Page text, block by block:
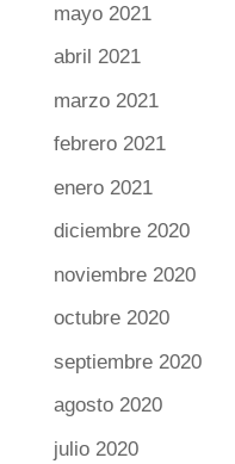
mayo 2021
abril 2021
marzo 2021
febrero 2021
enero 2021
diciembre 2020
noviembre 2020
octubre 2020
septiembre 2020
agosto 2020
julio 2020